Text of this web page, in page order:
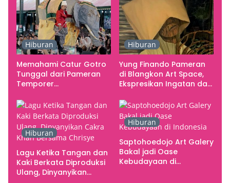
Hiburan
Memahami Catur Gotro
Tunggal dari Pameran
Temporer
Hiburan
Yung Finando Pameran
di Blangkon Art Space,
Ekspresikan Ingatan dan
Hiburan
Lagu Ketika Tangan dan
Kaki Berkata Diproduksi
Ulang, Dinyanyikan
Hiburan
Saptohoedojo Art Galery
Bakal jadi Oase
Kebudayaan di